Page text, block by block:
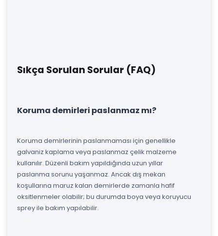
Sıkça Sorulan Sorular (FAQ)
Koruma demirleri paslanmaz mı?
Koruma demirlerinin paslanmaması için genellikle
galvaniz kaplama veya paslanmaz çelik malzeme
kullanılır. Düzenli bakım yapıldığında uzun yıllar
paslanma sorunu yaşanmaz. Ancak dış mekan
koşullarına maruz kalan demirlerde zamanla hafif
oksitlenmeler olabilir; bu durumda boya veya koruyucu
sprey ile bakım yapılabilir.